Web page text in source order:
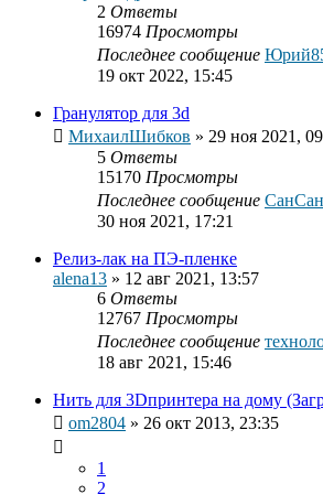
2 Ответы
16974 Просмотры
Последнее сообщение
19 окт 2022, 15:45
Гранулятор для 3d
МихаилШибков » 29 ноя 2021,
5 Ответы
15170 Просмотры
Последнее сообщение СанСан
30 ноя 2021, 17:21
Релиз-лак на ПЭ-пленке
alena13 » 12 авг 2021, 13:57
6 Ответы
12767 Просмотры
Последнее сообщение
18 авг 2021, 15:46
Нить для 3Dпринтера на дому
om2804 » 26 окт 2013, 23:35
1
2